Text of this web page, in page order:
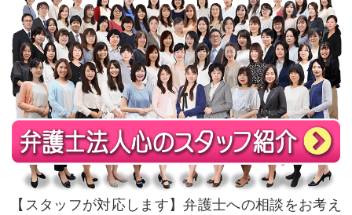
スタッフが対応します
弁護士への相談をお考え